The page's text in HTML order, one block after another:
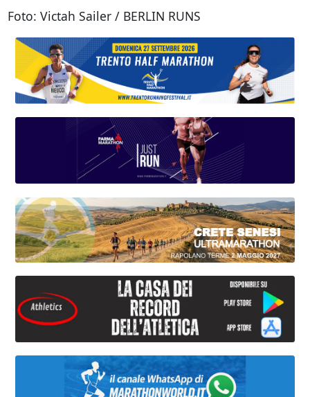
Foto: Victah Sailer / BERLIN RUNS